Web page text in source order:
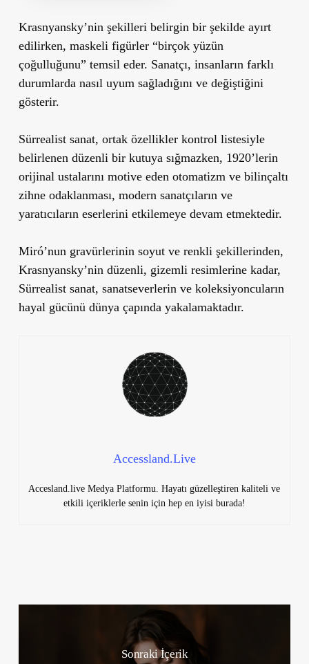
Krasnyansky’nin şekilleri belirgin bir şekilde ayırt
edilirken, maskeli figürler “birçok yüzün
çoğulluğunu” temsil eder. Sanatçı, insanların farklı
durumlarda nasıl uyum sağladığını ve değiştiğini
gösterir.
Sürrealist sanat, ortak özellikler kontrol listesiyle
belirlenen düzenli bir kutuya sığmazken, 1920’lerin
orijinal ustalarını motive eden otomatizm ve bilinçaltı
zihne odaklanması, modern sanatçıların ve
yaratıcıların eserlerini etkilemeye devam etmektedir.
Miró’nun gravürlerinin soyut ve renkli şekillerinden,
Krasnyansky’nin düzenli, gizemli resimlerine kadar,
Sürrealist sanat, sanatseverlerin ve koleksiyoncuların
hayal gücünü dünya çapında yakalamaktadır.
Accessland.Live
Accesland.live Medya Platformu. Hayatı güzelleştiren kaliteli ve
etkili içeriklerle senin için hep en iyisi burada!
Sonraki İçerik